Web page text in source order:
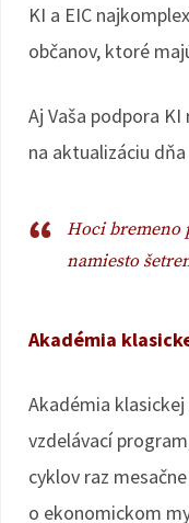
KI a EIC
občanov, ktoré
Aj Vaša podpora
na aktualizáciu
Hoci bremeno
namiesto
Akadémia
Akadémia
vzdelávací
cyklov raz
o ekonomickom